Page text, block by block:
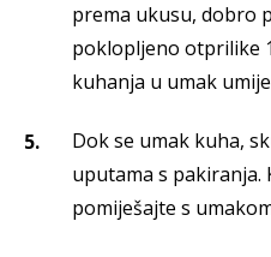
prema ukusu, dobro
poklopljeno otprilike
kuhanja u umak
Dok se umak kuha,
uputama s
pomiješajte s